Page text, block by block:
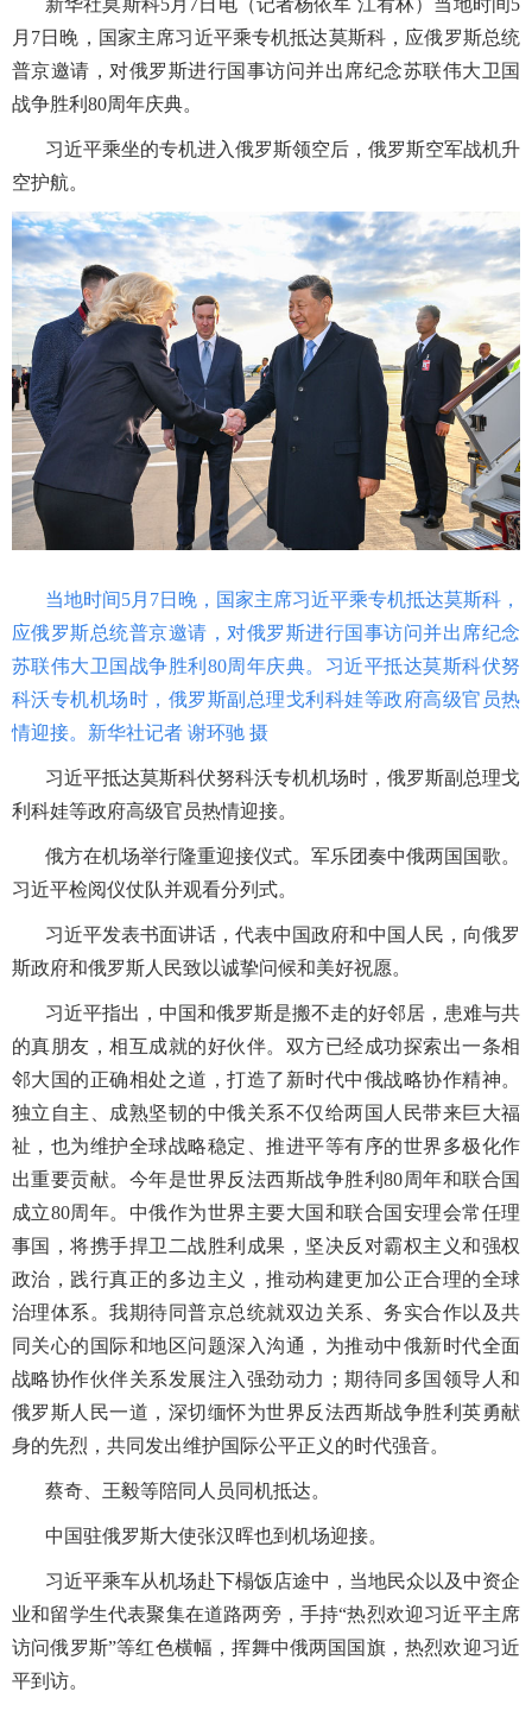
新华社莫斯科5月7日电（记者杨依军 江宥林）当地时间5
月7日晚，国家主席习近平乘专机抵达莫斯科，应俄罗斯总统
普京邀请，对俄罗斯进行国事访问并出席纪念苏联伟大卫国
战争胜利80周年庆典。
习近平乘坐的专机进入俄罗斯领空后，俄罗斯空军战机升
空护航。
当地时间5月7日晚，国家主席习近平乘专机抵达莫斯科，
应俄罗斯总统普京邀请，对俄罗斯进行国事访问并出席纪念
苏联伟大卫国战争胜利80周年庆典。习近平抵达莫斯科伏努
科沃专机机场时，俄罗斯副总理戈利科娃等政府高级官员热
情迎接。新华社记者 谢环驰 摄
习近平抵达莫斯科伏努科沃专机机场时，俄罗斯副总理戈
利科娃等政府高级官员热情迎接。
俄方在机场举行隆重迎接仪式。军乐团奏中俄两国国歌。
习近平检阅仪仗队并观看分列式。
习近平发表书面讲话，代表中国政府和中国人民，向俄罗
斯政府和俄罗斯人民致以诚挚问候和美好祝愿。
习近平指出，中国和俄罗斯是搬不走的好邻居，患难与共
的真朋友，相互成就的好伙伴。双方已经成功探索出一条相
邻大国的正确相处之道，打造了新时代中俄战略协作精神。
独立自主、成熟坚韧的中俄关系不仅给两国人民带来巨大福
祉，也为维护全球战略稳定、推进平等有序的世界多极化作
出重要贡献。今年是世界反法西斯战争胜利80周年和联合国
成立80周年。中俄作为世界主要大国和联合国安理会常任理
事国，将携手捍卫二战胜利成果，坚决反对霸权主义和强权
政治，践行真正的多边主义，推动构建更加公正合理的全球
治理体系。我期待同普京总统就双边关系、务实合作以及共
同关心的国际和地区问题深入沟通，为推动中俄新时代全面
战略协作伙伴关系发展注入强劲动力；期待同多国领导人和
俄罗斯人民一道，深切缅怀为世界反法西斯战争胜利英勇献
身的先烈，共同发出维护国际公平正义的时代强音。
蔡奇、王毅等陪同人员同机抵达。
中国驻俄罗斯大使张汉晖也到机场迎接。
习近平乘车从机场赴下榻饭店途中，当地民众以及中资企
业和留学生代表聚集在道路两旁，手持“热烈欢迎习近平主席
访问俄罗斯”等红色横幅，挥舞中俄两国国旗，热烈欢迎习近
平到访。